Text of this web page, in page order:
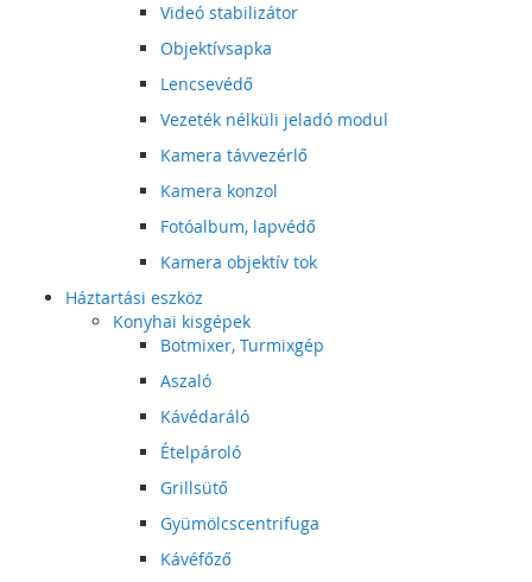
Videó stabilizátor
Objektívsapka
Lencsevédő
Vezeték nélküli jeladó modul
Kamera távvezérlő
Kamera konzol
Fotóalbum, lapvédő
Kamera objektív tok
Háztartási eszköz
Konyhai kisgépek
Botmixer, Turmixgép
Aszaló
Kávédaráló
Ételpároló
Grillsütő
Gyümölcscentrifuga
Kávéfőző